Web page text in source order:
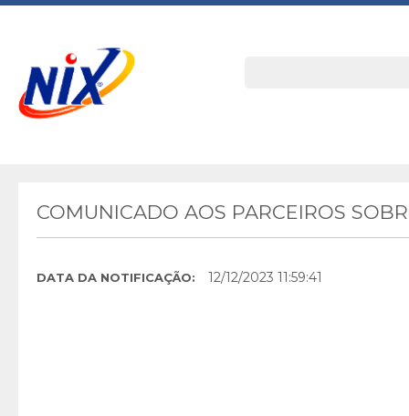
COMUNICADO AOS PARCEIROS
DATA DA NOTIFICAÇÃO: 12/12/2023 11:59:41